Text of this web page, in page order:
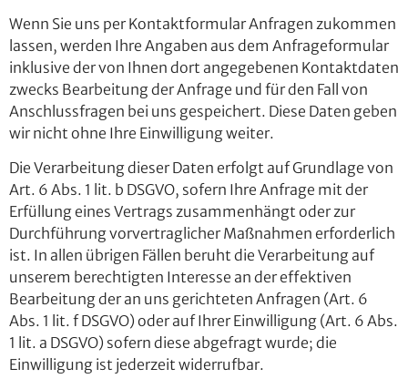
Wenn Sie uns per Kontaktformular Anfragen zukommen
lassen, werden Ihre Angaben aus dem Anfrageformular
inklusive der von Ihnen dort angegebenen Kontaktdaten
zwecks Bearbeitung der Anfrage und für den Fall von
Anschlussfragen bei uns gespeichert. Diese Daten geben
wir nicht ohne Ihre Einwilligung weiter.
Die Verarbeitung dieser Daten erfolgt auf Grundlage von
Art. 6 Abs. 1 lit. b DSGVO, sofern Ihre Anfrage mit der
Erfüllung eines Vertrags zusammenhängt oder zur
Durchführung vorvertraglicher Maßnahmen erforderlich
ist. In allen übrigen Fällen beruht die Verarbeitung auf
unserem berechtigten Interesse an der effektiven
Bearbeitung der an uns gerichteten Anfragen (Art. 6
Abs. 1 lit. f DSGVO) oder auf Ihrer Einwilligung (Art. 6 Abs.
1 lit. a DSGVO) sofern diese abgefragt wurde; die
Einwilligung ist jederzeit widerrufbar.